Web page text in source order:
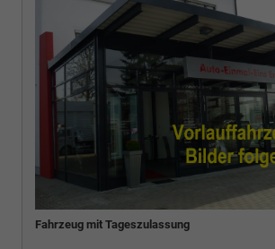
Fahrzeug mit Tageszulassung